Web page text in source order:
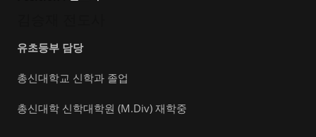
유초등부 담당
총신대학교 신학과 졸업
총신대학 신학대학원 (M.Div) 재학중